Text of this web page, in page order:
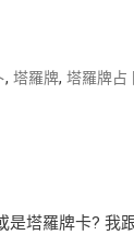
, 塔羅牌, 塔羅牌占
塔羅牌卡? 我